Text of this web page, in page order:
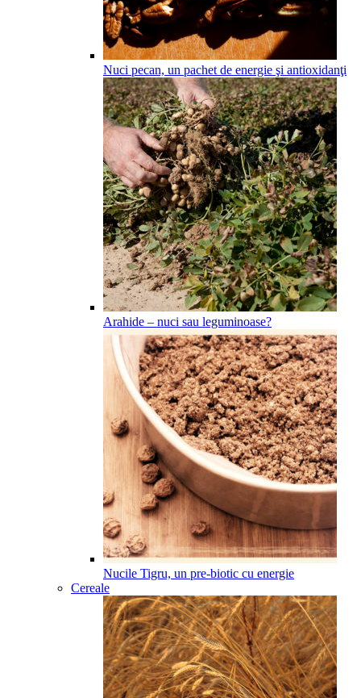
Nuci pecan, un pachet de energie şi antioxidanţi
Arahide – nuci sau leguminoase?
Nucile Tigru, un pre-biotic cu energie
Cereale